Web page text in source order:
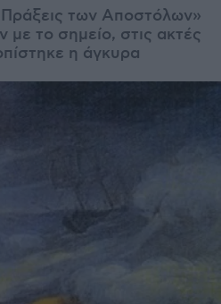
των Αποστόλων»
με το σημείο, στις ακτές
η άγκυρα